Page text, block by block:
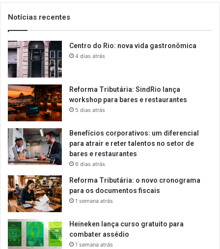
Notícias recentes
Centro do Rio: nova vida gastronômica
4 dias atrás
Reforma Tributária: SindRio lança
workshop para bares e restaurantes
5 dias atrás
Benefícios corporativos: um diferencial
para atrair e reter talentos no setor de
bares e restaurantes
6 dias atrás
Reforma Tributária: o novo cronograma
para os documentos fiscais
1 semana atrás
Heineken lança curso gratuito para
combater assédio
1 semana atrás